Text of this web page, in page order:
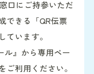
口にご持参いただ
できる「QR伝票
ています。
ル』から専用ペー
ご利用ください。